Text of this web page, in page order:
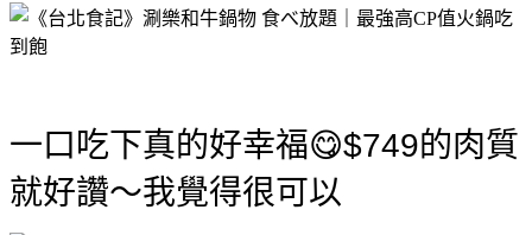
一口吃下真的好幸福😋$749的肉質
就好讚～我覺得很可以